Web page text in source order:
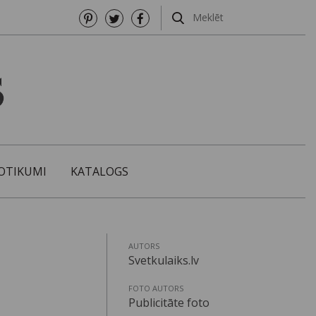
KATALOGS
AUTORS
Svetkulaiks.lv
FOTO AUTORS
Publicitāte foto